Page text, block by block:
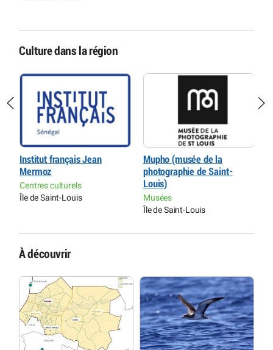
Culture dans la région
Institut français Jean
Mermoz
Centres culturels
Île de Saint-Louis
Mupho (musée de la
photographie de Saint-
Louis)
Musées
Île de Saint-Louis
À découvrir